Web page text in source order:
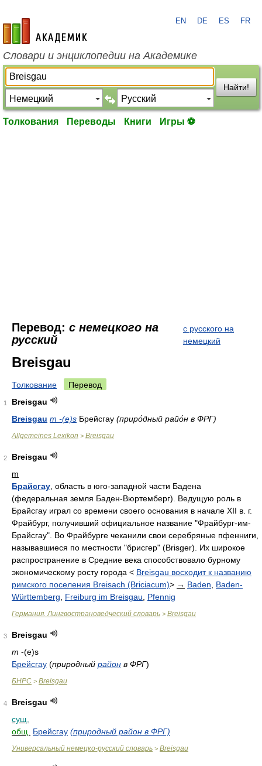
academic.ru
EN DE ES FR
Словари и энциклопедии на Академике
Найти!
Толкования Переводы Книги Игры ⚽
Перевод: с немецкого на
русский
с русского на
немецкий
Breisgau
Толкование Перевод
1
Breisgau
Breisgau m -(e)s Брейсгау (приро́дный райо́н в ФРГ)
Allgemeines Lexikon > Breisgau
2
Breisgau
m
Брайсгау , область в юго-западной части Бадена
(федеральная земля Баден-Вюртемберг). Ведущую роль в
Брайсгау играл со времени своего основания в начале XII в. г.
Фрайбург, получивший официальное название "Фрайбург-им-
Брайсгау". Во Фрайбурге чеканили свои серебряные пфенниги,
называвшиеся по местности "брисгер" (Brisger). Их широкое
распространение в Средние века способствовало бурному
экономическому росту города < Breisgau восходит к названию
римского поселения Breisach (Briciacum)> → Baden
Baden-
Württemberg
Freiburg im Breisgau Pfennig
Германия. Лингвострановедческий словарь > Breisgau
3
Breisgau
m -(e)s
Брейсгау (природный район в ФРГ)
БНРС > Breisgau
4
Breisgau
сущ.
общ.
Брейсгау (природный район в ФРГ)
Универсальный немецко-русский словарь > Breisgau